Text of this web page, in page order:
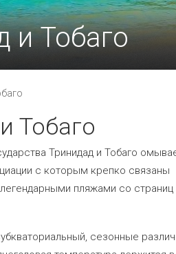
и Тобаго
Тобаго
Тринидад и Тобаго
с которым крепко связаны
пляжами со страниц
сезонные